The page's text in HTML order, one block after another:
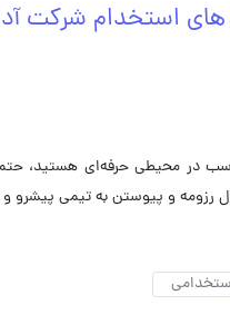
استخدام شرکت
در محیطی حرفه‌ای هستید،
رزومه و پیوستن به تیمی